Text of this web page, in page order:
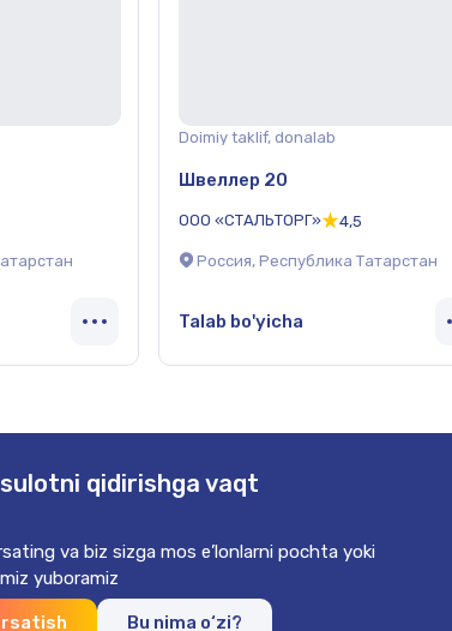
Doimiy taklif, donalab
Швеллер 20
ООО «СТАЛЬТОРГ» 4,5
Россия, Республика Татарстан
Talab bo'yicha
qidirishga vaqt
va biz sizga mos e’lonlarni pochta yoki
yuboramiz
Bu nima o‘zi?